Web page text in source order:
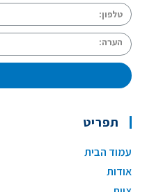
תפריט
עמוד הבית
אודות